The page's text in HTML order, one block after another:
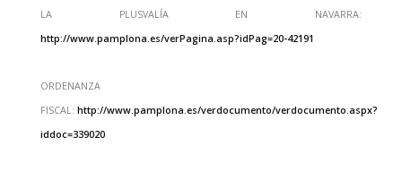
LA PLUSVALÍA EN NAVARRA:
http://www.pamplona.es/verPagina.asp?idPag=20-42191
ORDENANZA
FISCAL: http://www.pamplona.es/verdocumento/verdocumento.aspx?
iddoc=339020